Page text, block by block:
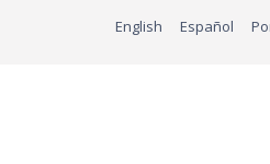
English Español